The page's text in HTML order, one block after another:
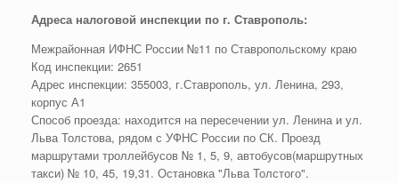
Адреса налоговой инспекции по г. Ставрополь:
Межрайонная ИФНС России №11 по Ставропольскому краю
Код инспекции: 2651
Адрес инспекции: 355003, г.Ставрополь, ул. Ленина, 293,
корпус А1
Способ проезда: находится на пересечении ул. Ленина и ул.
Льва Толстова, рядом с УФНС России по СК. Проезд
маршрутами троллейбусов № 1, 5, 9, автобусов(маршрутных
такси) № 10, 45, 19,31. Остановка "Льва Толстого".